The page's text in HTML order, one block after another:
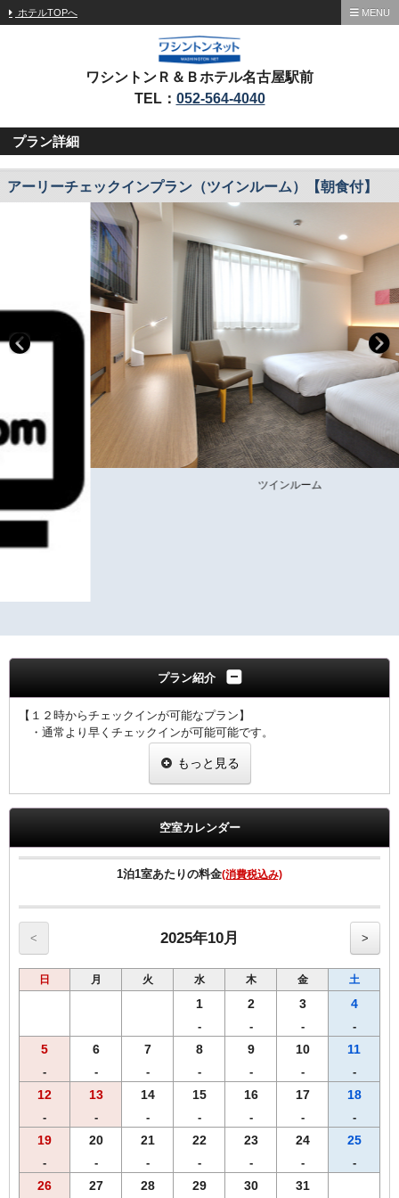
ホテルTOPへ MENU
ワシントンＲ＆Ｂホテル名古屋駅前
TEL： 052-564-4040
プラン詳細
アーリーチェックインプラン（ツインルーム）【朝食付】
プラン紹介
【１２時からチェックインが可能なプラン】
・通常より早くチェックインが可能可能です。
・ご宿泊当日になってからの１5時以降へのチェックイン時間変更
２泊目以降は基本プランをお選び頂きますようお願い申し上げま
・ウェルカムドリンクとしてＲ＆Ｂオリジナル挽きたてコーヒーを
ご用意！
・全室インターネット回線接続可能（Wi-Fi・有線LAN）
------------------------------------------------------
す。
【Ｒ＆Ｂホテル朝食メニュー（AM6：30-AM9：30）】
♪焼きたてパンの香りで目覚める朝♪
・自慢の焼きたてパン
・オーガニックグラノーラ（プレーン・フルーツ）
・ほど良い塩味付き！絶品味付ゆで玉子
・３種類のあたたかスープ
・香り高いＲ＆Ｂオリジナル挽きたてコーヒー
もっと見る
空室カレンダー
1泊1室あたりの料金(消費税込み)
< 2025年10月 >
日 月 火 水 木 金 土
1
-
2
-
3
-
4
-
5
-
6
-
7
-
8
-
9
-
10
-
11
-
12
-
13
-
14
-
15
-
16
-
17
-
18
-
19
-
20
-
21
-
22
-
23
-
24
-
25
-
26 27 28 29 30 31